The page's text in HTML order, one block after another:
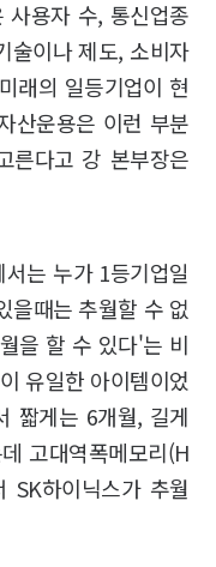
용자 수, 통신업종
술이나 제도, 소비자
래의 일등기업이 현
산운용은 이런 부분
른다고 강 본부장은
는 누가 1등기업일
을때는 추월할 수 없
을 할 수 있다'는 비
유일한 아이템이었
짧게는 6개월, 길게
고대역폭메모리(H
SK하이닉스가 추월